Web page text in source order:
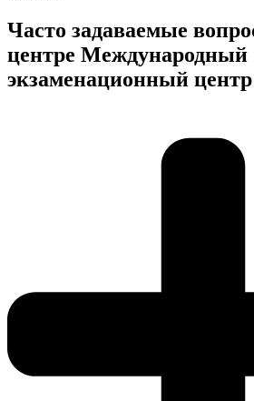
Часто задаваемые
центре Международный
экзаменационный центр